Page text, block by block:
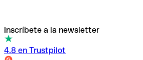
Inscríbete a la newsletter
4.8 en Trustpilot